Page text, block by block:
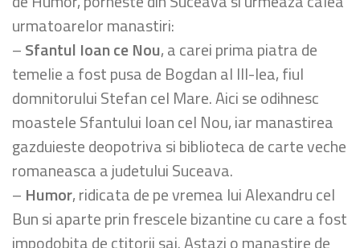
urmatoarelor manastiri:
–Sfantul Ioan ce Nou, a carei prima piatra de
temelie a fost pusa de Bogdan al III-lea, fiul
domnitorului Stefan cel Mare. Aici se odihnesc
moastele Sfantului Ioan cel Nou, iar manastirea
gazduieste deopotriva si biblioteca de carte veche
romaneasca a judetului Suceava.
– Humor, ridicata de pe vremea lui Alexandru cel
Bun si aparte prin frescele bizantine cu care a fost
impodobita de ctitorii sai. Astazi o manastire de